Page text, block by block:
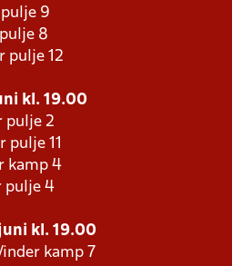
9
8
pulje 12
kl. 19.00
pulje 2
pulje 11
kamp 4
pulje 4
kl. 19.00
kamp 7